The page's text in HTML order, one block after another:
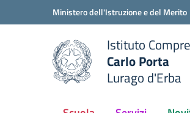
Vai ai contenuti
Vai al menu di navigazioneMinistero dell'Istruzione e del Merito
scuola
Istituto
Carlo Porta
Lurago d'Erba